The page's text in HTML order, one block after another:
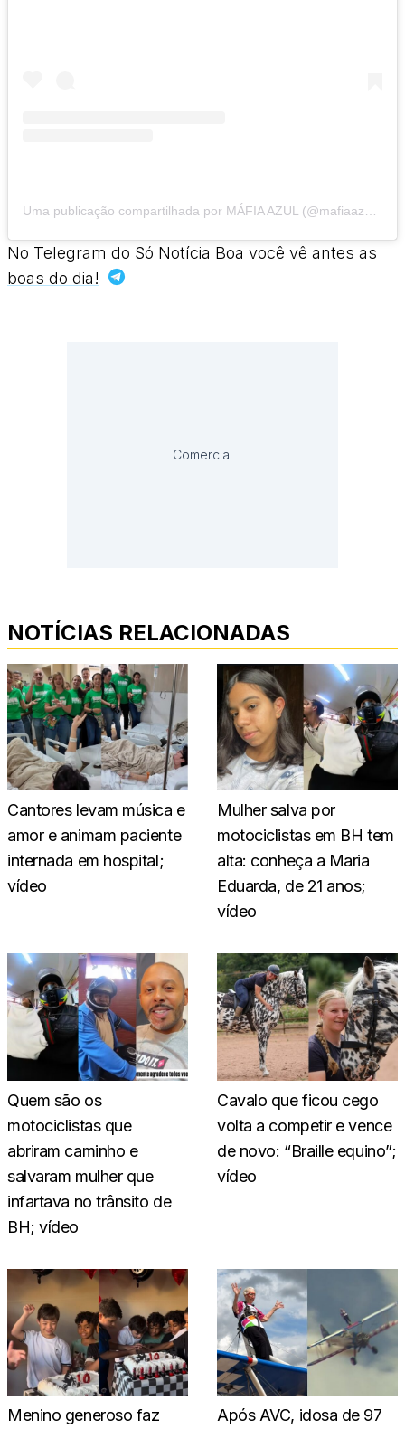
Uma publicação compartilhada por MÁFIA AZUL (@mafiaazuloficial)
No Telegram do Só Notícia Boa você vê antes as
boas do dia!
Comercial
NOTÍCIAS RELACIONADAS
Cantores levam música e
amor e animam paciente
internada em hospital;
vídeo
Mulher salva por
motociclistas em BH tem
alta: conheça a Maria
Eduarda, de 21 anos;
vídeo
Quem são os
motociclistas que
abriram caminho e
salvaram mulher que
infartava no trânsito de
BH; vídeo
Cavalo que ficou cego
volta a competir e vence
de novo: “Braille equino”;
vídeo
Menino generoso faz
Após AVC, idosa de 97